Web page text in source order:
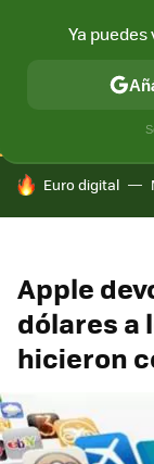
CONECTIVIDAD
HOY SE HABLA
Euro digital
Apple
dólares a
hicieron
Ya puedes